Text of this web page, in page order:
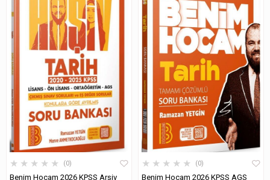
★ ★ ★ ★ ★ 0
Benim Hocam 2026 KPSS Arşiv
★ ★ ★ ★ ★ 0
Benim Hocam 2026 KPSS AGS